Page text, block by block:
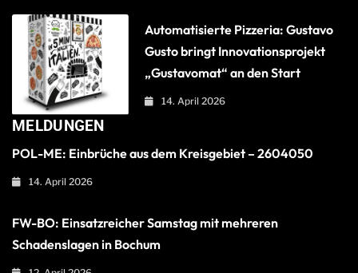
Automatisierte Pizzeria: Gustavo
Gusto bringt Innovationsprojekt
„Gustavomat“ an den Start
14. April 2026
MELDUNGEN
POL-ME: Einbrüche aus dem Kreisgebiet – 2604050
14. April 2026
FW-BO: Einsatzreicher Samstag mit mehreren
Schadenslagen in Bochum